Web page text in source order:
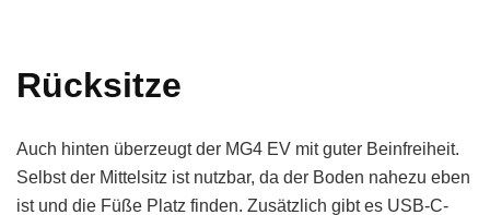
Rücksitze
Auch hinten überzeugt der MG4 EV mit guter Beinfreiheit.
Selbst der Mittelsitz ist nutzbar, da der Boden nahezu eben
ist und die Füße Platz finden. Zusätzlich gibt es USB-C-